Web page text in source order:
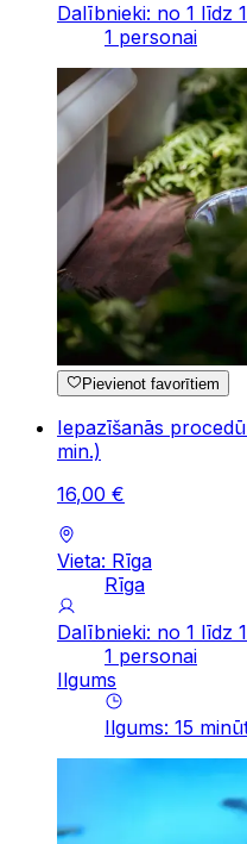
Dalībnieki: no 1 līdz
1 personai
Pievienot favorītiem
Iepazīšanās
min.)
16,00 €
Vieta: Rīga
Rīga
Dalībnieki: no 1 līdz
1 personai
Ilgums
Ilgums: 15